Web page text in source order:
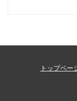
トップペー